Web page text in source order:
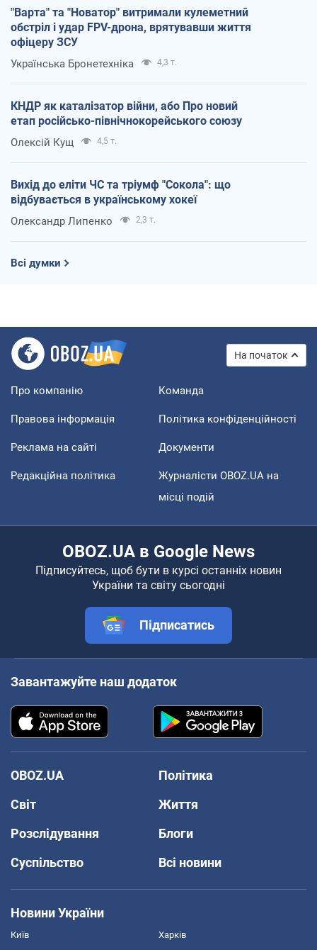
"Варта" та "Новатор" витримали кулеметний
обстріл і удар FPV-дрона, врятувавши життя
офіцеру ЗСУ
Українська Бронетехніка 4,3 т.
КНДР як каталізатор війни, або Про новий
етап російсько-північнокорейського союзу
Олексій Кущ 4,5 т.
Вихід до еліти ЧС та тріумф "Сокола": що
відбувається в українському хокеї
Олександр Липенко 2,3 т.
Всі думки
На початок
Про компанію Команда
Правова інформація Політика конфіденційності
Реклама на сайті Документи
Редакційна політика
Журналісти OBOZ.UA на
місці подій
OBOZ.UA в Google News
Підписуйтесь, щоб бути в курсі останніх новин
України та світу сьогодні
Підписатись
Завантажуйте наш додаток
OBOZ.UA
Політика
Світ
Життя
Розслідування
Блоги
Суспільство
Всі новини
Новини України
Київ Харків